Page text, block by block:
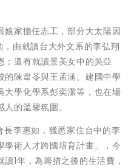
娘家擔任志工，部分大太陽因
由就讀台大外文系的李弘翔
；還有就讀景美女中的吳亞
的陳韋苓與王孟涵、建國中學
大學化學系彭奕潔等，也在場
的溫馨氛圍。
長李惠如，獲悉家住台中的李
術人才跨國培育計畫」，今
1年，為籌措之後的生活費，